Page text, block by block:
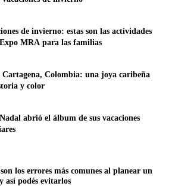
de invierno: estas son las actividades
MRA para las familias
Cartagena, Colombia: una joya caribeña
y color
abrió el álbum de sus vacaciones
los errores más comunes al planear un
así podés evitarlos